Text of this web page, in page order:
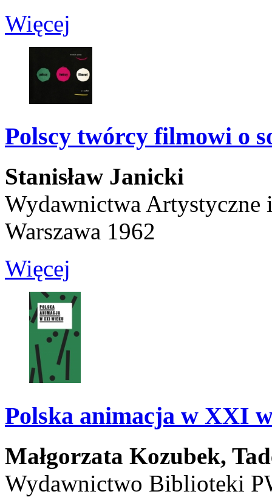
Więcej
Polscy twórcy filmowi o
Stanisław Janicki
Wydawnictwa Artystyczne
Warszawa 1962
Więcej
Polska animacja w XXI
Małgorzata Kozubek,
Wydawnictwo Biblioteki